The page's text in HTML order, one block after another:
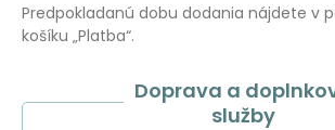
Predpokladanú dobu dodania nájdete v
košíku „Platba“.
Doprava a
služby